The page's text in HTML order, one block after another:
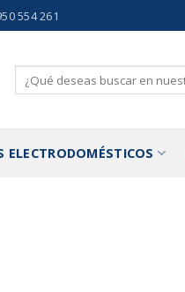
554 261
Buscar
por:
ELECTRODOMÉSTICOS